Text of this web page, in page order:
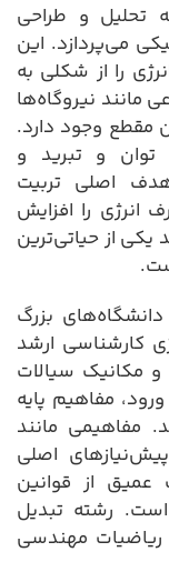
تحلیل و طراحی
می‌پردازد. این
را از شکلی به
مانند نیروگاه‌ها
مقطع وجود دارد.
و تبرید و
اصلی تربیت
انرژی را افزایش
از حیاتی‌ترین
بزرگ
کارشناسی ارشد
و مکانیک سیالات
مفاهیم پایه
مفاهیمی مانند
اصلی
از قوانین
است. رشته تبدیل
ریاضیات مهندسی